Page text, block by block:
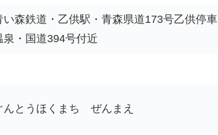
森鉄道・乙供駅・青森県道173号乙供停車
・国道394号付近
とうほくまち ぜんまえ